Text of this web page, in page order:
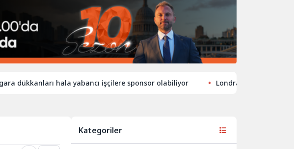
hala yabancı işçilere sponsor olabiliyor Londra’nın eğlence hayatında
Kategoriler